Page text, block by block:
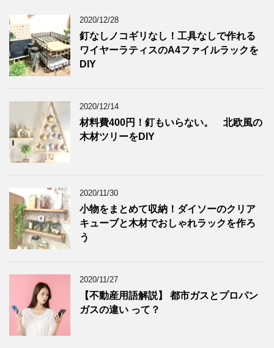
2020/12/28
釘なしノコギリなし！工具なしで作れる
ワイヤーラティスのA4ファイルラックを
DIY
2020/12/14
材料費400円！釘もいらない。 北欧風の
木材ツリーをDIY
2020/11/30
小物をまとめて収納！ダイソーのクリア
キューブと木材でおしゃれラックを作ろ
う
2020/11/27
【不動産用語解説】 都市ガスとプロパン
ガスの違い って？